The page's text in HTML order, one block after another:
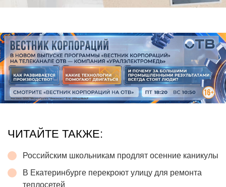
ЧИТАЙТЕ ТАКЖЕ:
Российским школьникам продлят осенние каникулы
В Екатеринбурге перекроют улицу для ремонта
теплосетей